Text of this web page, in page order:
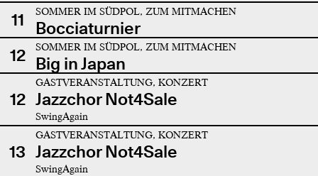
11 SOMMER IM SÜDPOL, ZUM MITMACHEN
Bocciaturnier
12
SOMMER IM SÜDPOL, ZUM MITMACHEN
Big in Japan
12
GASTVERANSTALTUNG, KONZERT
Jazzchor Not4Sale
SwingAgain
13
GASTVERANSTALTUNG, KONZERT
Jazzchor Not4Sale
SwingAgain